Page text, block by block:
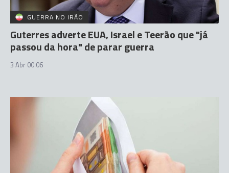
GUERRA NO IRÃO
Guterres adverte EUA, Israel e Teerão que "já
passou da hora" de parar guerra
3 Abr 00:06